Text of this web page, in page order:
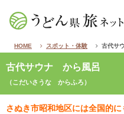
HOME スポット・体験 古代サ
古代サウナ から風呂
（こだいさうな からふろ）